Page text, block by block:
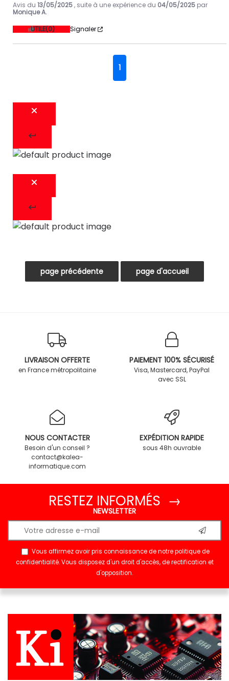
Avis du 13/05/2025, suite à une expérience du 04/05/2025 par
Monique A.
UTILE(0) Signaler
1
LIVRAISON OFFERTE
en France métropolitaine
PAIEMENT 100% SÉCURISÉ
Visa, Mastercard, PayPal
avec SSL
NOUS CONTACTER
Besoin d'un conseil ?
contact@kalea-
informatique.com
EXPÉDITION RAPIDE
sous 48h ouvrable
RESTEZ INFORMÉS →
NEWSLETTER
Vous affirmez avoir pris connaissance de notrepolitique de
confidentialité. Vous disposez d'un droit d'accès, de rectification et
d'opposition.